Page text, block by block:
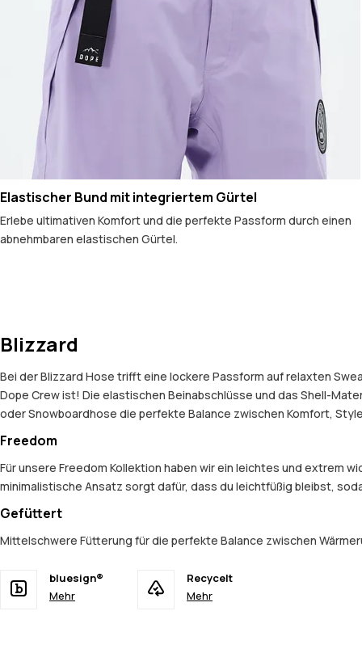
Elastischer Bund mit integriertem Gürtel
Erlebe ultimativen Komfort und die perfekte Passform durch einen
abnehmbaren elastischen Gürtel.
Blizzard
Bei der Blizzard Hose trifft eine lockere Passform auf relaxten
Dope Crew ist! Die elastischen Beinabschlüsse und das Shell-
oder Snowboardhose die perfekte Balance zwischen Komfort,
Freedom
Für unsere Freedom Kollektion haben wir ein leichtes und
minimalistische Ansatz sorgt dafür, dass du leichtfüßig bleibst,
Gefüttert
Mittelschwere Fütterung für die perfekte Balance zwischen
bluesign®
Mehr
Recycelt
Mehr